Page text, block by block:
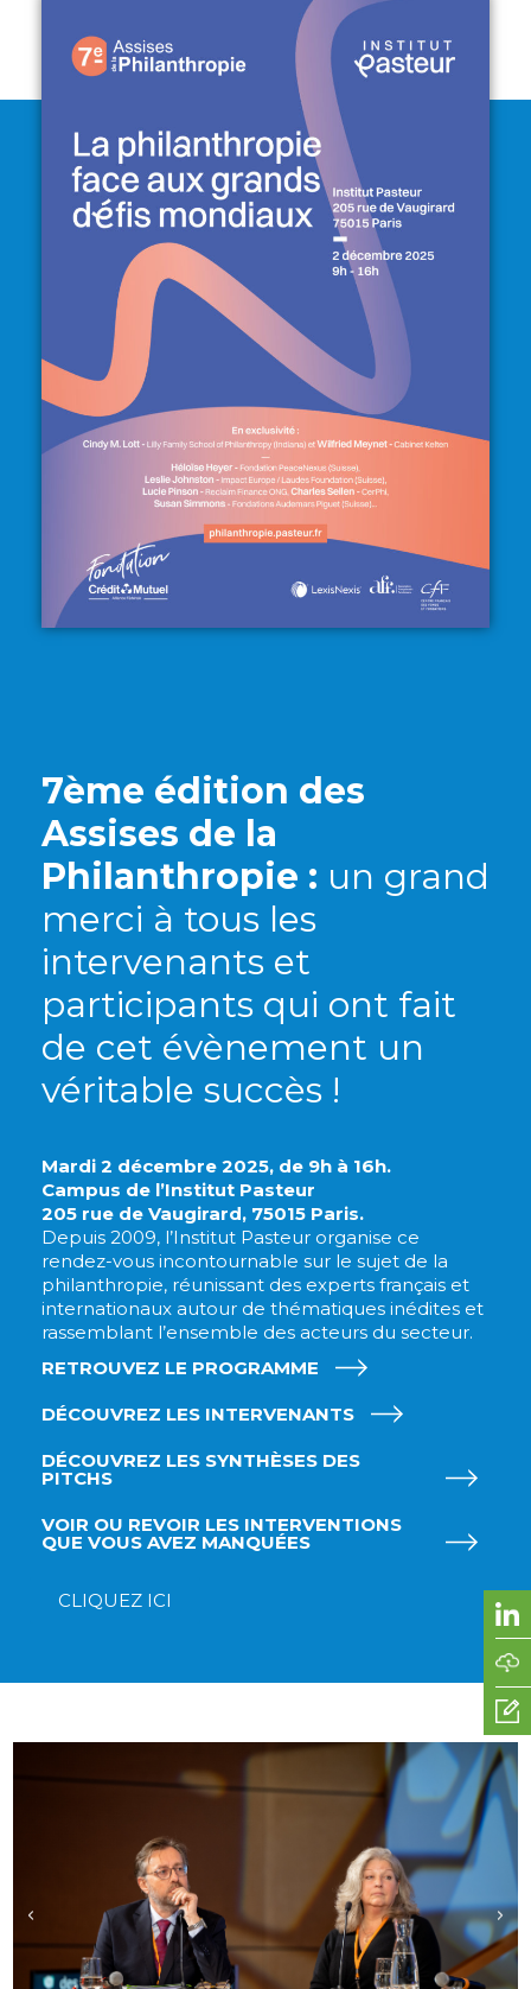
7ème édition des
Assises de la
Philanthropie : un grand
merci à tous les
intervenants et
participants qui ont fait
de cet évènement un
véritable succès !
Mardi 2 décembre 2025, de 9h à 16h.
Campus de l’Institut Pasteur
205 rue de Vaugirard, 75015 Paris.
Depuis 2009, l’Institut Pasteur organise ce
rendez-vous incontournable sur le sujet de la
philanthropie, réunissant des experts français et
internationaux autour de thématiques inédites et
rassemblant l’ensemble des acteurs du secteur.
RETROUVEZ LE PROGRAMME
DÉCOUVREZ LES INTERVENANTS
DÉCOUVREZ LES SYNTHÈSES DES
PITCHS
VOIR OU REVOIR LES INTERVENTIONS
QUE VOUS AVEZ MANQUÉES
CLIQUEZ ICI